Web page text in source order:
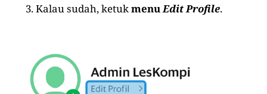
Kalau sudah, ketukmenuEdit Profile.